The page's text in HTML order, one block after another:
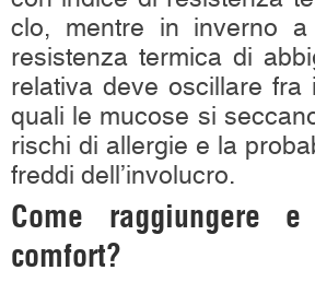
clo, mentre in inverno
resistenza termica di
relativa deve oscillare
quali le mucose si
rischi di allergie e la
freddi dell’involucro.
Come raggiungere
comfort?